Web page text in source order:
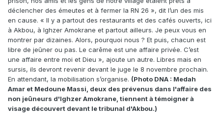
déclencher des émeutes et à fermer la RN 26 », dit l’un des mis
en cause. « Il y a partout des restaurants et des cafés ouverts, ici
à Akbou, à Ighzer Amokrane et partout ailleurs. Je peux vous en
montrer par dizaines. Alors, pourquoi nous ? Et puis, chacun est
libre de jeûner ou pas. Le carême est une affaire privée. C’est
une affaire entre moi et Dieu », ajoute un autre. Libres mais en
sursis, ils devront revenir devant le juge le 8 novembre prochain.
En attendant, la mobilisation s’organise. (Photo DNA : Medah
Amar et Medoune Massi, deux des prévenus dans l'affaire des
non jeûneurs d'Ighzer Amokrane, tiennent à témoigner à
visage découvert devant le tribunal d'Akbou.)